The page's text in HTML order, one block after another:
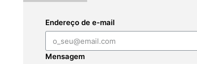
Endereço de e-mail
Mensagem